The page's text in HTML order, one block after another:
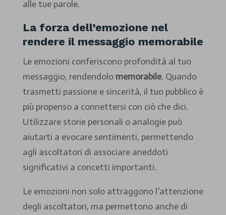
alle tue parole.
La forza dell’emozione nel
rendere il messaggio memorabile
Le emozioni conferiscono profondità al tuo
messaggio, rendendolo memorabile. Quando
trasmetti passione e sincerità, il tuo pubblico è
più propenso a connettersi con ciò che dici.
Utilizzare storie personali o analogie può
aiutarti a evocare sentimenti, permettendo
agli ascoltatori di associare aneddoti
significativi a concetti importanti.
Le emozioni non solo attraggono l’attenzione
degli ascoltatori, ma permettono anche di